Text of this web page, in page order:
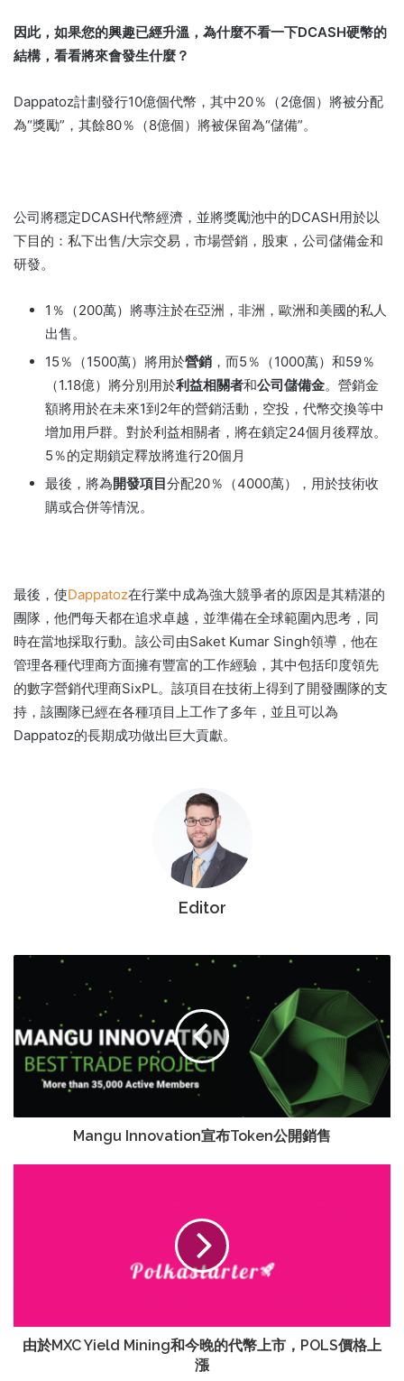
因此，如果您的興趣已經升溫，為什麼不看一下DCASH硬幣的
結構，看看將來會發生什麼？
Dappatoz計劃發行10億個代幣，其中20％（2億個）將被分配
為“獎勵”，其餘80％（8億個）將被保留為“儲備”。
公司將穩定DCASH代幣經濟，並將獎勵池中的DCASH用於以
下目的：私下出售/大宗交易，市場營銷，股東，公司儲備金和
研發。
1％（200萬）將專注於在亞洲，非洲，歐洲和美國的私人
出售。
15％（1500萬）將用於營銷 ，而5％（1000萬）和59％
（1.18億）將分別用於利益相關者和公司儲備金。 營銷金
額將用於在未來1到2年的營銷活動，空投，代幣交換等中
增加用戶群。對於利益相關者，將在鎖定24個月後釋放。
5％的定期鎖定釋放將進行20個月
最後，將為開發項目 分配20％（4000萬）
，用於技術收
購或合併等情況。
最後，使Dappatoz在行業中成為強大競爭者的原因是其精湛的
團隊，他們每天都在追求卓越，並準備在全球範圍內思考，同
時在當地採取行動。 該公司由Saket Kumar Singh領導，他在
管理各種代理商方面擁有豐富的工作經驗，其中包括印度領先
的數字營銷代理商SixPL。 該項目在技術上得到了開發團隊的支
持，該團隊已經在各種項目上工作了多年，並且可以為
Dappatoz的長期成功做出巨大貢獻。
Editor
Mangu Innovation宣布Token公開銷售
由於MXC Yield Mining和今晚的代幣上市，POLS價格上
漲